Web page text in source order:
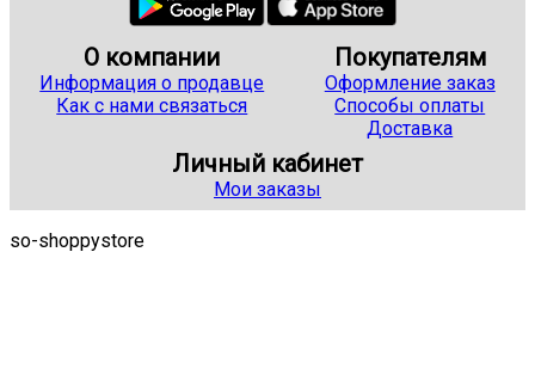
О компании
Информация о продавце
Как с нами связаться
Покупателям
Оформление заказ
Способы оплаты
Доставка
Личный кабинет
Мои заказы
so-shoppystore